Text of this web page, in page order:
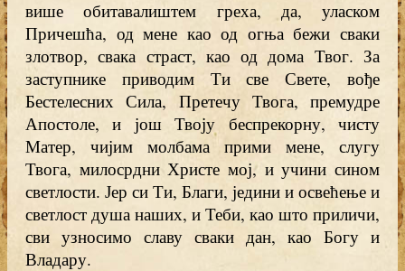
више обитавалиштем греха, да, уласком
Причешћа, од мене као од огња бежи сваки
злотвор, свака страст, као од дома Твог. За
заступнике приводим Ти све Свете, вође
Бестелесних Сила, Претечу Твога, премудре
Апостоле, и још Твоју беспрекорну, чисту
Матер, чијим молбама прими мене, слугу
Твога, милосрдни Христе мој, и учини сином
светлости. Јер си Ти, Благи, једини и освећење и
светлост душа наших, и Теби, као што приличи,
сви узносимо славу сваки дан, као Богу и
Владару.